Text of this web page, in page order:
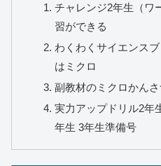
チャレンジ2年生（ワ
習ができる
わくわくサイエンス
はミクロ
副教材のミクロかん
実力アップドリル2年
年生 3年生準備号